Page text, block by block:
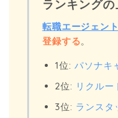
ランキング
転職エージェン
登録する。
1位:パソナキ
2位: リクルー
3位: ランスタ